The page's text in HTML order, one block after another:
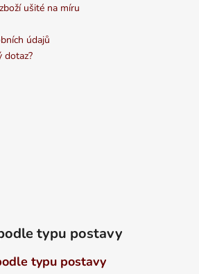
ušité na míru
údajů
dotaz?
typu postavy
typu postavy